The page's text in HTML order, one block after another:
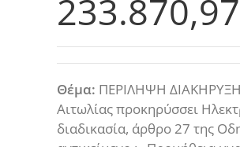
Θέμα: ΠΕΡΙΛΗΨΗ
Αιτωλίας προκηρύσσει
διαδικασία, άρθρο 27 της